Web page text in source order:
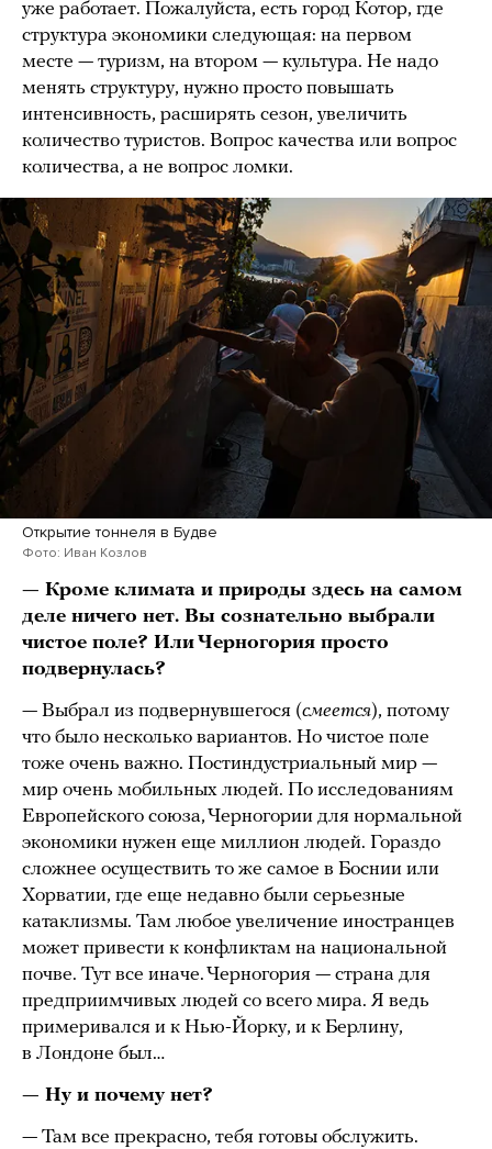
уже работает. Пожалуйста, есть город Котор, где
структура экономики следующая: на первом
месте — туризм, на втором — культура. Не надо
менять структуру, нужно просто повышать
интенсивность, расширять сезон, увеличить
количество туристов. Вопрос качества или вопрос
количества, а не вопрос ломки.
Открытие тоннеля в Будве
Фото: Иван Козлов
— Кроме климата и природы здесь на самом
деле ничего нет. Вы сознательно выбрали
чистое поле? Или Черногория просто
подвернулась?
— Выбрал из подвернувшегося (смеется), потому
что было несколько вариантов. Но чистое поле
тоже очень важно. Постиндустриальный мир —
мир очень мобильных людей. По исследованиям
Европейского союза, Черногории для нормальной
экономики нужен еще миллион людей. Гораздо
сложнее осуществить то же самое в Боснии или
Хорватии, где еще недавно были серьезные
катаклизмы. Там любое увеличение иностранцев
может привести к конфликтам на национальной
почве. Тут все иначе. Черногория — страна для
предприимчивых людей со всего мира. Я ведь
примеривался и к Нью-Йорку, и к Берлину,
в Лондоне был…
— Ну и почему нет?
— Там все прекрасно, тебя готовы обслужить.